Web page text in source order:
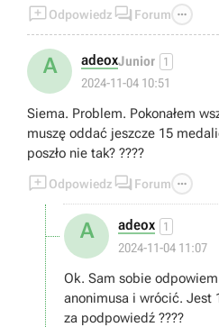
Odpowiedz  Forum 
A adeoxJunior 1
2024-11-04 10:51
Siema. Problem. Pokonałem
muszę oddać jeszcze 15
poszło nie tak? ????
Odpowiedz  Forum 
A adeox 1
2024-11-04 11:07
Ok. Sam sobie
anonimusa i wrócić. Jest
za podpowiedź ????